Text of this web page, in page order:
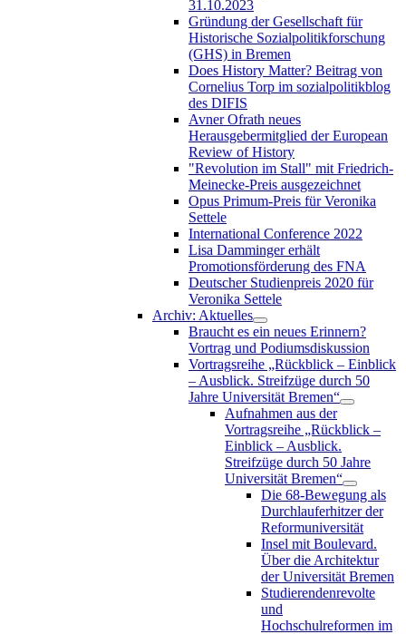
31.10.2023
Gründung der Gesellschaft für
Historische Sozialpolitikforschung
(GHS) in Bremen
Does History Matter? Beitrag von
Cornelius Torp im sozialpolitikblog
des DIFIS
Avner Ofrath neues
Herausgebermitglied der European
Review of History
"Revolution im Stall" mit Friedrich-
Meinecke-Preis ausgezeichnet
Opus Primum-Preis für Veronika
Settele
International Conference 2022
Lisa Damminger erhält
Promotionsförderung des FNA
Deutscher Studienpreis 2020 für
Veronika Settele
Archiv: Aktuelles
Braucht es ein neues Erinnern?
Vortrag und Podiumsdiskussion
Vortragsreihe „Rückblick – Einblick
– Ausblick. Streifzüge durch 50
Jahre Universität Bremen“
Aufnahmen aus der
Vortragsreihe „Rückblick –
Einblick – Ausblick.
Streifzüge durch 50 Jahre
Universität Bremen“
Die 68-Bewegung als
Durchlauferhitzer der
Reformuniversität
Insel mit Boulevard.
Über die Architektur
der Universität Bremen
Studierendenrevolte
und
Hochschulreformen im